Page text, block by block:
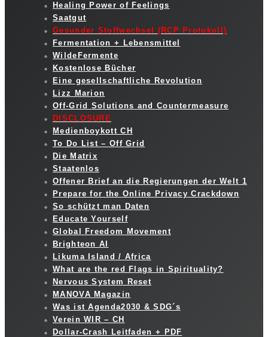
Healing Power of Feelings
Saatgut
Gesunder Stoffwechsel (RCP Protokoll)
Fermentation + Lebensmittel
WildeFermente
Kostenlose Bücher
Eine gesellschaftliche Revolution
Lizz Marion
Off-Grid Solutions and Countermeasure
DISCLOSURE
Medienboykott CH
To Do List – Off Grid
Die Matrix
Staatenlos
Offener Brief an die Regierungen der Welt 1
Prepare for the Online Privacy Crackdown
So schützt man Daten
Educate Yourself
Global Freedom Movement
Brighteon AI
Likuma Island / Africa
What are the red Flags in Spirituality?
Nervous System Reset
MANOVA Magazin
Was ist Agenda2030 & SDG´s
Verein WIR – CH
Dollar-Crash Leitfaden + PDF